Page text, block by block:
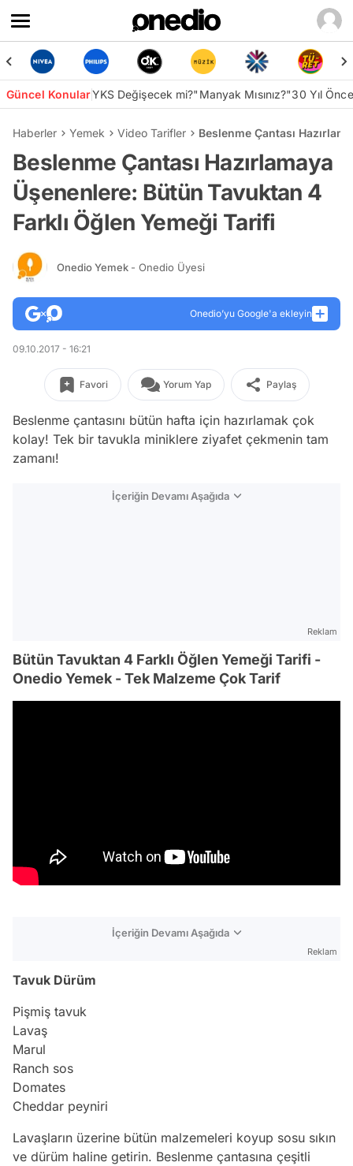
Güncel KonularYKS Değişecek mi?"Manyak Mısınız?"30 Yıl
Haberler Yemek Video Tarifler Beslenme Çantası
Beslenme Çantası Hazırlamaya
Üşenenlere: Bütün Tavuktan 4
Farklı Öğlen Yemeği Tarifi
Onedio Yemek - Onedio Üyesi
Onedio’yu Google'a ekleyin
09.10.2017 - 16:21
Favori Yorum Yap Paylaş
Beslenme çantasını bütün hafta için hazırlamak çok
kolay! Tek bir tavukla miniklere ziyafet çekmenin tam
zamanı!
İçeriğin Devamı Aşağıda
Reklam
Bütün Tavuktan 4 Farklı Öğlen Yemeği Tarifi -
Onedio Yemek - Tek Malzeme Çok Tarif
İçeriğin Devamı Aşağıda
Reklam
Tavuk Dürüm
Pişmiş tavuk
Lavaş
Marul
Ranch sos
Domates
Cheddar peyniri
Lavaşların üzerine bütün malzemeleri koyup sosu sıkın
ve dürüm haline getirin. Beslenme çantasına çeşitli